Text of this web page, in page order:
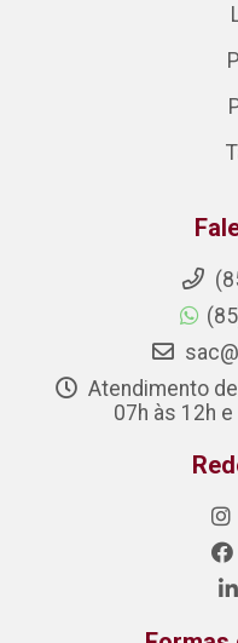
Atendimento
07h às 12h